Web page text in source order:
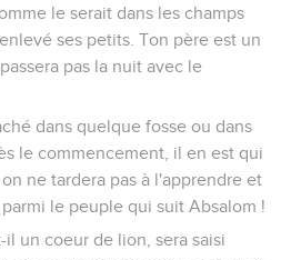
le serait dans les champs
ses petits. Ton père est un
pas la nuit avec le
dans quelque fosse ou dans
le commencement, il en est qui
ne tardera pas à l'apprendre et
le peuple qui suit Absalom !
un coeur de lion, sera saisi